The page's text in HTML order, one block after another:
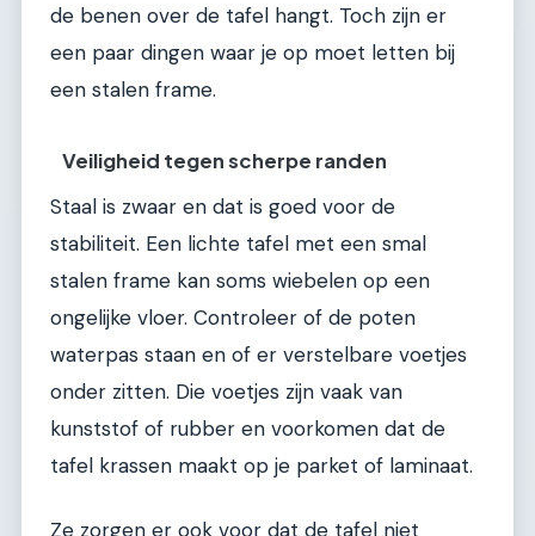
de benen over de tafel hangt. Toch zijn er
een paar dingen waar je op moet letten bij
een stalen frame.
Veiligheid tegen scherpe randen
Staal is zwaar en dat is goed voor de
stabiliteit. Een lichte tafel met een smal
stalen frame kan soms wiebelen op een
ongelijke vloer. Controleer of de poten
waterpas staan en of er verstelbare voetjes
onder zitten. Die voetjes zijn vaak van
kunststof of rubber en voorkomen dat de
tafel krassen maakt op je parket of laminaat.
Ze zorgen er ook voor dat de tafel niet